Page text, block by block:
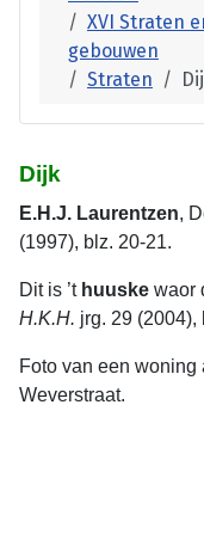
XVI Straten
gebouwen
Straten
Dijk
E.H.J. Laurentzen,
(1997), blz. 20-21.
Dit is ’t huuske waor
H.K.H. jrg. 29 (2004),
Foto van een
Weverstraat.